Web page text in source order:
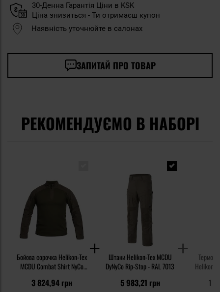
30-Денна Гарантія Ціни в KSK
Ціна знизиться - Ти отримаєш купон
Наявність уточнюйте в салонах
ЗАПИТАЙ ПРО ТОВАР
РЕКОМЕНДУЄМО В НАБОРІ
Бойова сорочка Helikon-Tex
MCDU Combat Shirt NyCo
3 824,94 грн
Штани Helikon-Tex MCDU
DyNyCo Rip-Stop - RAL 7013
5 983,21 грн
Helikon-
1